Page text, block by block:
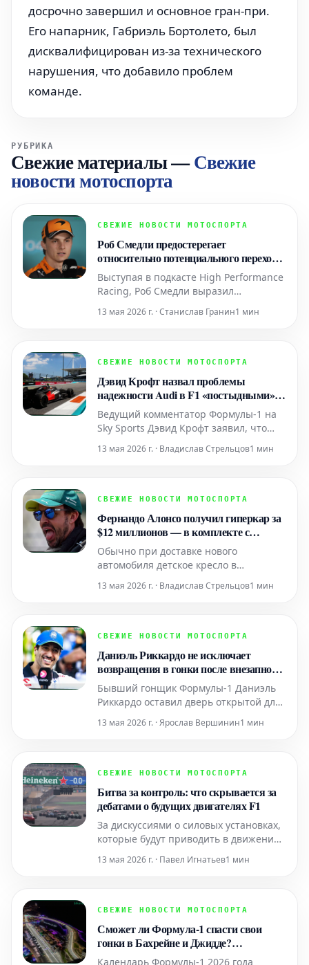
досрочно завершил и основное гран-при.
Его напарник, Габриэль Бортолето, был
дисквалифицирован из-за технического
нарушения, что добавило проблем
команде.
РУБРИКА
Свежие материалы—Свежие
новости мотоспорта
СВЕЖИЕ НОВОСТИ МОТОСПОРТА
Роб Смедли предостерегает
относительно потенциального перехода
Оскара Пиастри в Red Bull
Выступая в подкасте High Performance
Racing, Роб Смедли выразил
гонщик, который не является
и затем успешно претендовать на
гоночный инженер Ferrari и Williams,
13 мая 2026 г. · Станислав Гранин1 мин
СВЕЖИЕ НОВОСТИ МОТОСПОРТА
Дэвид Крофт назвал проблемы
надежности Audi в F1 «постыдными»
после разочарования на Гран-при
Майами
Ведущий комментатор Формулы-1 на
Sky Sports Дэвид Крофт заявил, что
начинают становиться «немного
немецкого производителя к дебюту в
многочисленными проблемами с над
13 мая 2026 г. · Владислав Стрельцов1 мин
СВЕЖИЕ НОВОСТИ МОТОСПОРТА
Фернандо Алонсо получил гиперкар за
$12 миллионов — в комплекте с
подходящим детским креслом
Обычно при доставке нового
автомобиля детское кресло в
Впрочем, речь идет не об обычной
единственном экземпляре и
Но Фернандо Алонсо — не обычный
человек. Неда
13 мая 2026 г. · Владислав Стрельцов1 мин
СВЕЖИЕ НОВОСТИ МОТОСПОРТА
Даниэль Риккардо не исключает
возвращения в гонки после внезапного
ухода из Формулы-1: "Никогда не
говори никогда"
Бывший гонщик Формулы-1 Даниэль
Риккардо оставил дверь открытой для
в будущем, однако подчеркнул, что
чемпионским титулом. Австралийский
неожиданного завершения
13 мая 2026 г. · Ярослав Вершинин1 мин
СВЕЖИЕ НОВОСТИ МОТОСПОРТА
Битва за контроль: что скрывается за
дебатами о будущих двигателях F1
За дискуссиями о силовых установках,
которые будут приводить в движение
будущем, стоит нечто гораздо
власть и влияние. За последние пять
ошеломляющий финансовый рос
13 мая 2026 г. · Павел Игнатьев1 мин
СВЕЖИЕ НОВОСТИ МОТОСПОРТА
Сможет ли Формула-1 спасти свои
гонки в Бахрейне и Джидде?
Возможные сценарии
Календарь Формулы-1 2026 года